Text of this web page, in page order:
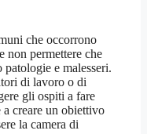
che occorrono
non permettere che
e malesseri.
di lavoro o di
gli ospiti a fare
creare un obiettivo
la camera di